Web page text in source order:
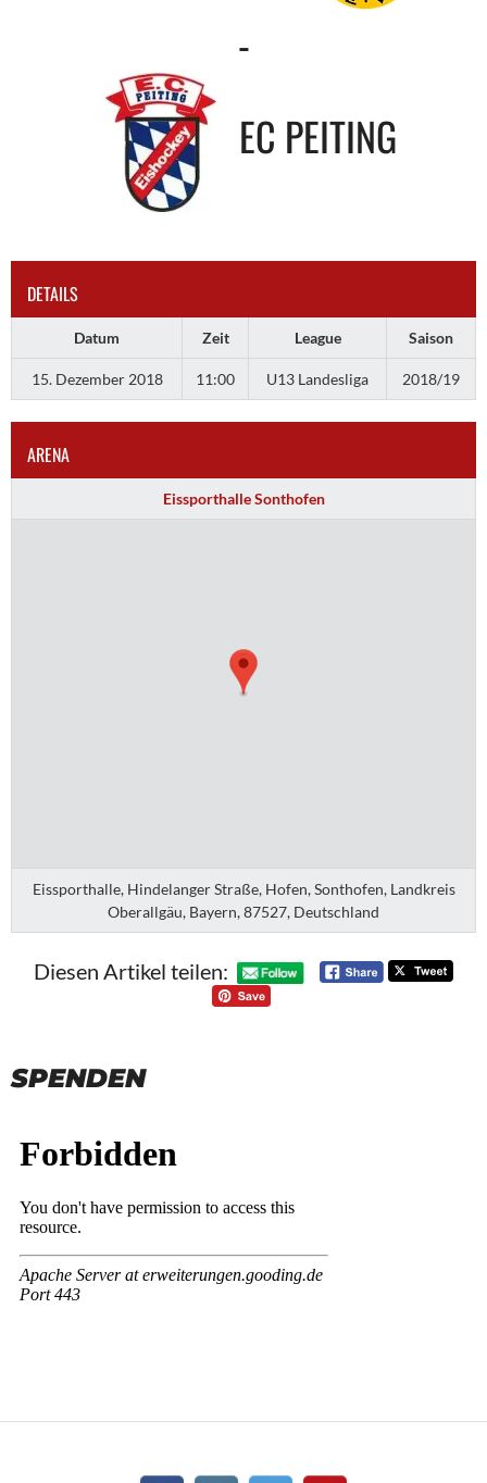
-
EC PEITING
DETAILS
Datum Zeit League Saison
15. Dezember 2018 11:00 U13 Landesliga 2018/19
ARENA
Eissporthalle Sonthofen
Eissporthalle, Hindelanger Straße, Hofen, Sonthofen, Landkreis
Oberallgäu, Bayern, 87527, Deutschland
Diesen Artikel teilen:
SPENDEN